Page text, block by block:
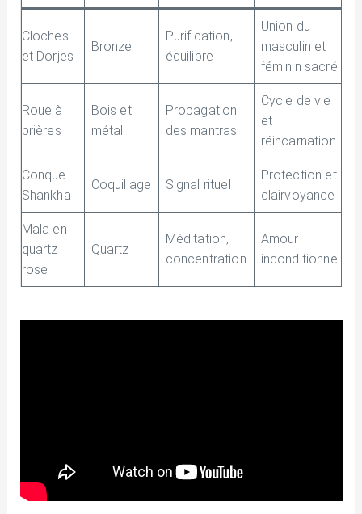
Cloches
et Dorjes
Bronze
Purification,
équilibre
Union du
masculin et
féminin sacré
Roue à
prières
Bois et
métal
Propagation
des mantras
Cycle de vie
et
réincarnation
Conque
Shankha
Coquillage Signal rituel
Protection et
clairvoyance
Mala en
quartz
rose
Quartz
Méditation,
concentration
Amour
inconditionnel